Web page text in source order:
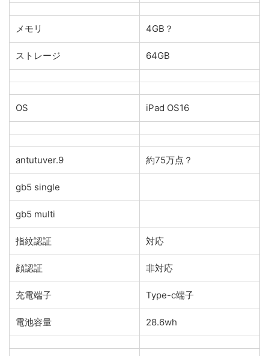
メモリ 4GB？
ストレージ 64GB
OS iPad OS16
antutuver.9 約75万点？
gb5 single
gb5 multi
指紋認証 対応
顔認証 非対応
充電端子 Type-c端子
電池容量 28.6wh